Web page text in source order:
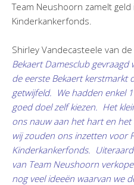
Team Neushoorn zamelt
Kinderkankerfonds.
Shirley Vandecasteele van de
Bekaert Damesclub
de eerste Bekaert kerstmarkt
getwijfeld. We hadden enkel
goed doel zelf kiezen. Het
ons nauw aan het hart en het
wij zouden ons inzetten voor
Kinderkankerfonds.
van Team Neushoorn
nog veel ideeën waarvan we